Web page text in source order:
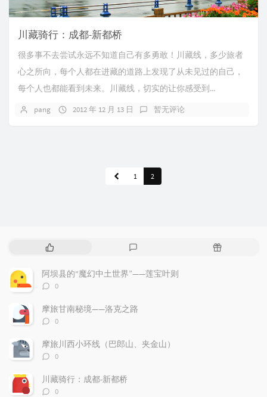
川藏骑行：成都-新都桥
很多事不去尝试永远不知道自己有多勇敢！川藏线，多少旅者
心之所向，每个人都在进藏的道路上发现了从未见过的自己，
每个人也都能看到未来。川藏线，切实的让你感受到...
pang 2012 年 12 月 13 日 暂无评论
1 2
热
文
章
随
阿坝县的“魔幻中土世界”——莲宝叶则
评
数：
0
摩旅甘南秘境——洛克之路
评
数：
0
摩旅川西小环线（巴郎山、夹金山）
评
数：
0
川藏骑行：成都-新都桥
评
0